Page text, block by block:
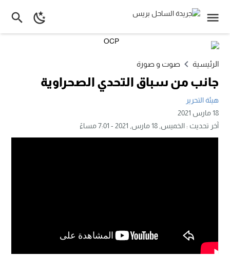
الرئيسية صوت و صورة
جانب من سباق التحدي الصحراوية
هيئة التحرير
18 مارس 2021
آخر تحديث :الخميس, 18 مارس, 2021 - 7:01 مساءً